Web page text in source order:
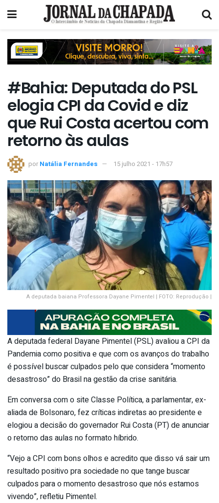
#Bahia: Deputada do PSL
elogia CPI da Covid e diz
que Rui Costa acertou com
retorno às aulas
por Natália Fernandes 15 julho 2021 - 17h57
A deputada baiana Professora Dayane Pimentel | FOTO: Reprodução |
A deputada federal Dayane Pimentel (PSL) avaliou a CPI da
Pandemia como positiva e que com os avanços do trabalho
é possível buscar culpados pelo que considera “momento
desastroso” do Brasil na gestão da crise sanitária.
Em conversa com o site Classe Política, a parlamentar, ex-
aliada de Bolsonaro, fez críticas indiretas ao presidente e
elogiou a decisão do governador Rui Costa (PT) de anunciar
o retorno das aulas no formato híbrido.
“Vejo a CPI com bons olhos e acredito que disso vá sair um
resultado positivo pra sociedade no que tange buscar
culpados para o momento desastroso que nós estamos
vivendo”, refletiu Pimentel.